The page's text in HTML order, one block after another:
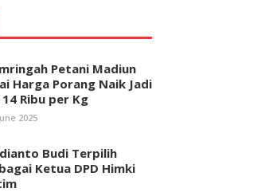
Petani Madiun
Harga Porang Naik Jadi
14 Ribu per Kg
2025
Budi Terpilih
Ketua DPD Himki